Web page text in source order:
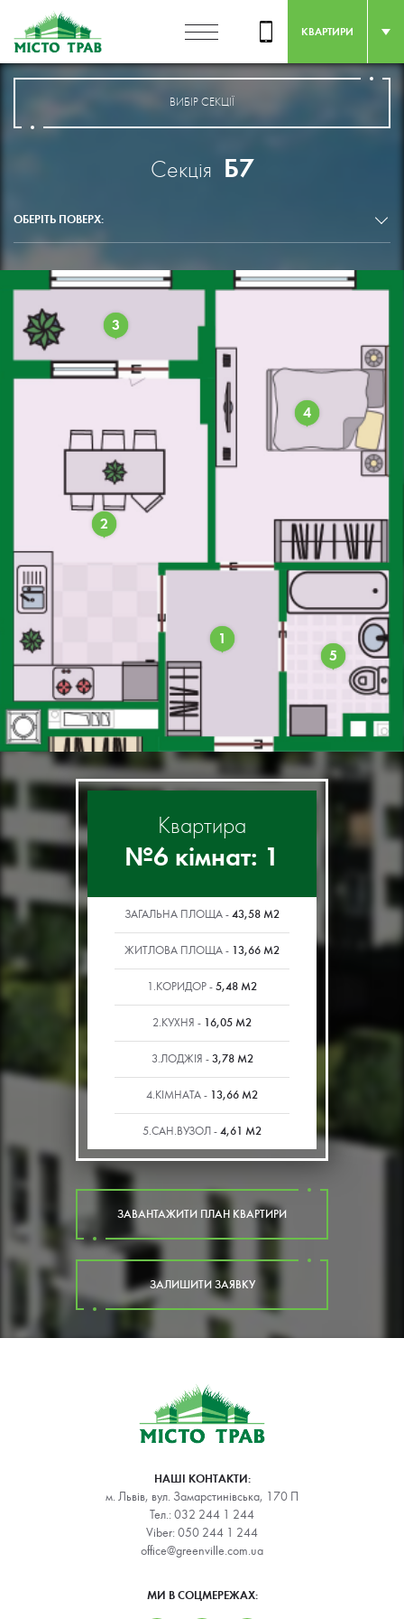
КВАРТИРИ
ВИБІР СЕКЦІЇ
Секція Б7
ОБЕРІТЬ ПОВЕРХ:
1
2
3
4
5
Квартира
№6 кімнат: 1
ЗАГАЛЬНА ПЛОЩА - 43,58 М2
ЖИТЛОВА ПЛОЩА - 13,66 М2
1.КОРИДОР - 5,48 М2
2.КУХНЯ - 16,05 М2
3.ЛОДЖІЯ - 3,78 М2
4.КІМНАТА - 13,66 М2
5.САН.ВУЗОЛ - 4,61 М2
ЗАВАНТАЖИТИ ПЛАН КВАРТИРИ
ЗАЛИШИТИ ЗАЯВКУ
НАШІ КОНТАКТИ:
м. Львів, вул. Замарстинівська, 170 П
Тел.: 032 244 1 244
Viber: 050 244 1 244
office@greenville.com.ua
МИ В СОЦМЕРЕЖАХ: